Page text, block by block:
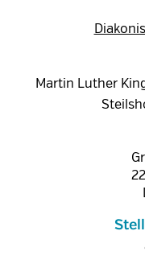
Martin Luther